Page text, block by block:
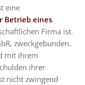
eine
Betrieb eines
Firma ist.
zweckgebunden.
mit ihrem
ihrer
nicht zwingend